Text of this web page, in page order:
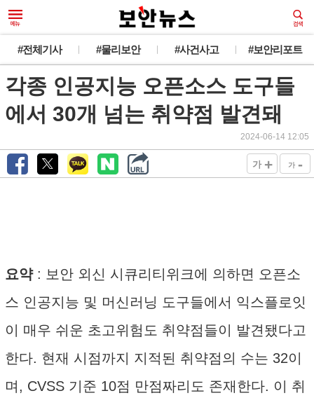
#전체기사 #물리보안 #사건사고 #보안리포트
각종 인공지능 오픈소스 도구들
에서 30개 넘는 취약점 발견돼
2024-06-14 12:05
가 + 가 -
요약: 보안 외신 시큐리티위크에 의하면 오픈소
스 인공지능 및 머신러닝 도구들에서 익스플로잇
이 매우 쉬운 초고위험도 취약점들이 발견됐다고
한다. 현재 시점까지 지적된 취약점의 수는 32이
며, CVSS 기준 10점 만점짜리도 존재한다. 이 취